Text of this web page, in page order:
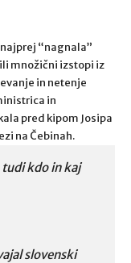
“nagnala”
množični izstopi iz
in netenje
in
pred kipom Josipa
na Čebinah.
tudi kdo in kaj
slovenski